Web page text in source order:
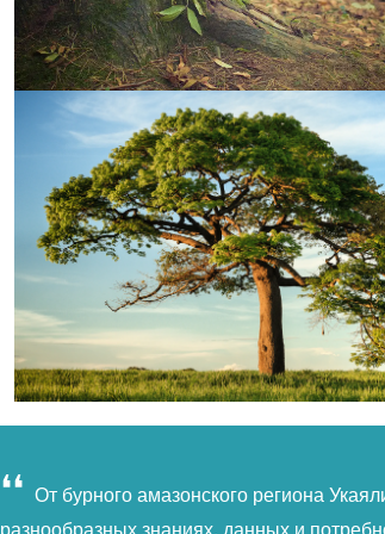
❛❛Проект ELSA стал хорошим примером
использовано для определения